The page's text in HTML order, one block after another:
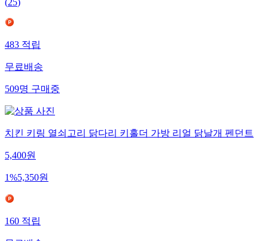
(25)
483적립
무료배송
509명구매중
치킨 키링 열쇠고리 닭다리 키홀더 가방 리얼 닭날개 펜던트
5,400원
1%5,350원
160적립